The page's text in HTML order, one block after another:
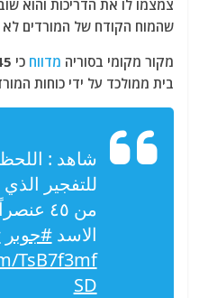
s
A
p
p
g
ra
m
l
er
צמצמו לו את הדריכות והוא
שהמוח הקודח של המורדים
מקור מקומי בסוריה מדווח
בית ממולכד על ידי כוחות
شاهد :
للتفجير الذي
من ٤٥
الاسد#جوبر
TsB7f3mf
SD